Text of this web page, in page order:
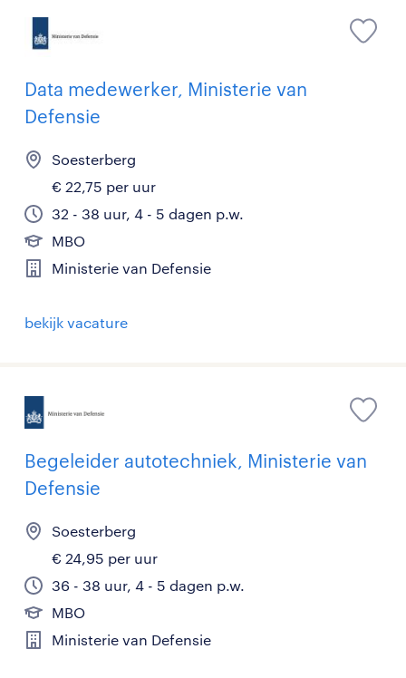
Data medewerker, Ministerie van
Defensie
Soesterberg
€ 22,75 per uur
32 - 38 uur, 4 - 5 dagen p.w.
MBO
Ministerie van Defensie
bekijk vacature
Begeleider autotechniek, Ministerie van
Defensie
Soesterberg
€ 24,95 per uur
36 - 38 uur, 4 - 5 dagen p.w.
MBO
Ministerie van Defensie